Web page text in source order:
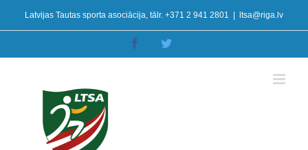
content
Latvijas Tautas sporta asociācija, tālr. +371 2 941 2801 ltsa@riga.lv
Facebook